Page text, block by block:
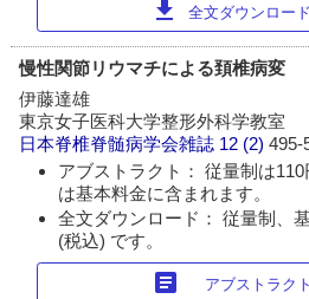
download 全文ダウンロー
慢性関節リウマチによる頚椎病変
伊藤達雄
東京女子医科大学整形外科学教室
日本脊椎脊髄病学会雑誌 12 (2)495-
アブストラクト： 従量制は
は基本料金に含まれます。
全文ダウンロード： 従量制、
(税込) です。
article アブストラク